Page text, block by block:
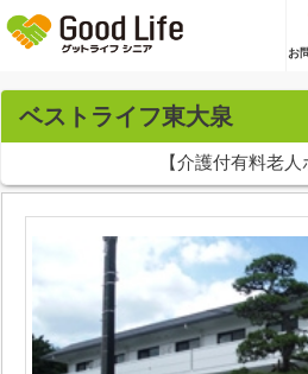
お
ベストライフ東大泉
【介護付有料老人